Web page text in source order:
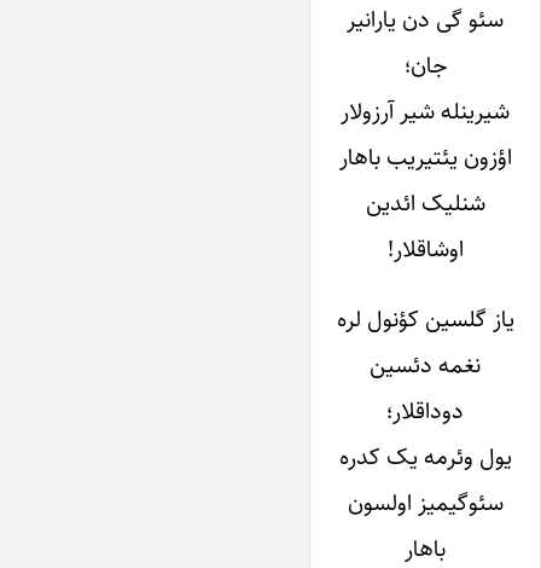
سئو گی دن یارانیر
جان؛
شیرینله شیر آرزولار
اؤزون یئتیریب باهار
شنلیک ائدین
اوشاقلار!
یاز گلسین کؤنول لره
نغمه دئسین
دوداقلار؛
یول وئرمه یک کدره
سئوگیمیز اولسون
باهار